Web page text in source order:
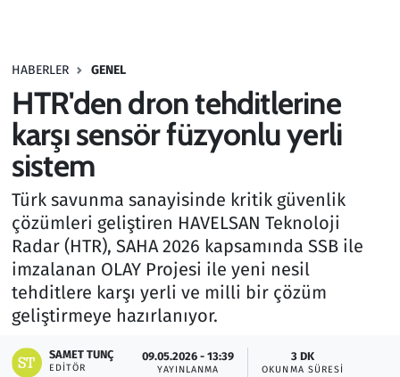
HABERLER GENEL
HTR'den dron tehditlerine
karşı sensör füzyonlu yerli
sistem
Türk savunma sanayisinde kritik güvenlik
çözümleri geliştiren HAVELSAN Teknoloji
Radar (HTR), SAHA 2026 kapsamında SSB ile
imzalanan OLAY Projesi ile yeni nesil
tehditlere karşı yerli ve milli bir çözüm
geliştirmeye hazırlanıyor.
SAMET TUNÇ
EDITÖR
09.05.2026 - 13:39
YAYINLANMA
3 DK
OKUNMA SÜRESI
Haber
Kültür Sanat
Kurumsal Haberler
Lezzet Durağı
Memur ve Kamu
Otomobil
Oyun